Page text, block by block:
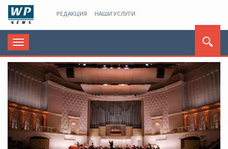
РЕДАКЦИЯ НАШИ УСЛУГИ
Toggle
navigation